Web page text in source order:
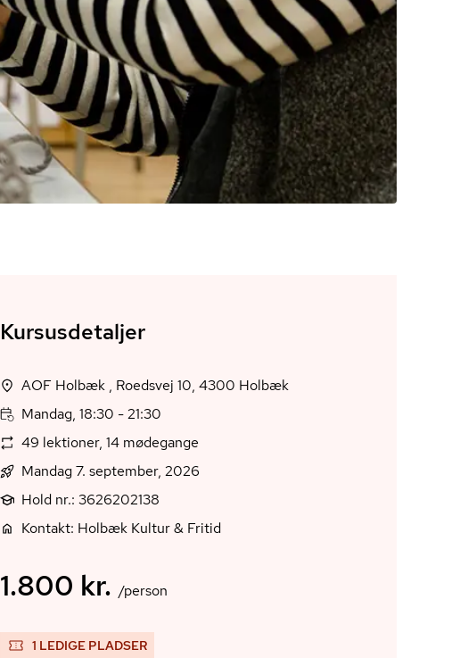
Kursusdetaljer
AOF Holbæk , Roedsvej 10, 4300 Holbæk
Mandag, 18:30 - 21:30
49 lektioner, 14 mødegange
Mandag 7. september, 2026
Hold nr.: 3626202138
Kontakt: Holbæk Kultur & Fritid
1.800 kr. /person
1 LEDIGE PLADSER